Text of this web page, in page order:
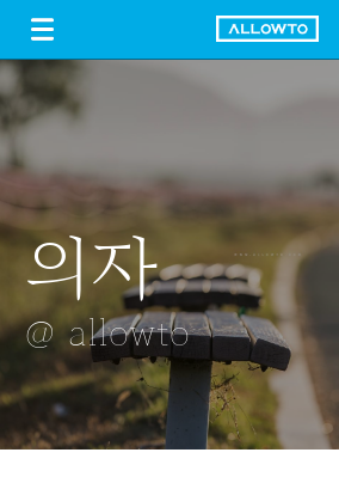
의자
@ allowto
가을이 '갈
@ allowto
빙어
@ allowto
말벌
@ allowto
오렌지 스
장미
@ allowto